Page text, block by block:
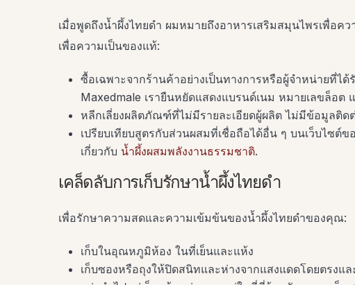
เมื่อพูดถึงน้ำผึ้งไทยดำ ผมหมายถึงอาหารเสริมสมุนไพรเพื่อ
เพื่อความเป็นของแท้:
ซื้อเฉพาะจากร้านค้าอย่างเป็นทางการหรือผู้จำหน่ายที่ไ
Maxedmale เรายืนหยัดแสดงแบรนด์เนม หมายเลขล็อต
หลีกเลี่ยงผลิตภัณฑ์ที่ไม่มีรายละเอียดผู้ผลิต ไม่มีข้อมูลติด
เปรียบเทียบสูตรกับส่วนผสมที่เชื่อถือได้อื่น ๆ บนเว็บไซต์
เกี่ยวกับ น้ำผึ้งผสมพลังงานธรรมชาติ.
เคล็ดลับการเก็บรักษาน้ำผึ้งไทยดำ
เพื่อรักษาความสดและความเข้มข้นของน้ำผึ้งไทยดำของคุณ:
เก็บในอุณหภูมิห้อง ในที่เย็นและแห้ง
เก็บซองหรือถุงให้ปิดสนิทและห่างจากแสงแดดโดยตรงแ